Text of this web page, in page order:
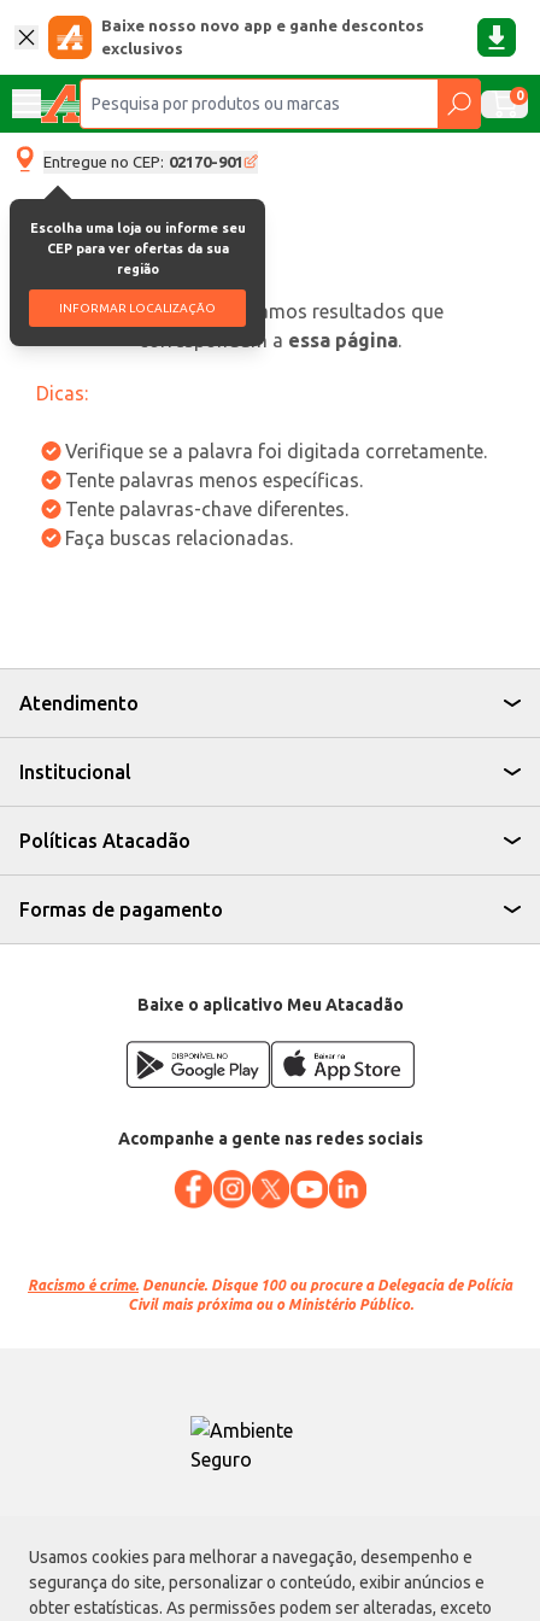
Usamos cookies para melhorar a navegação, desempenho e
segurança do site, personalizar o conteúdo, exibir anúncios e
obter estatísticas. As permissões podem ser alteradas, exceto
Baixe nosso novo app e ganhe descontos
exclusivos
0
Entregue no CEP: 02170-901
Escolha uma loja ou informe seu
CEP para ver ofertas da sua
região
INFORMAR LOCALIZAÇÃO
oops, não encontramos resultados que
correspondam a essa página.
Dicas:
Verifique se a palavra foi digitada corretamente.
Tente palavras menos específicas.
Tente palavras-chave diferentes.
Faça buscas relacionadas.
Atendimento
Institucional
Políticas Atacadão
Formas de pagamento
Baixe o aplicativo Meu Atacadão
Acompanhe a gente nas redes sociais
Racismo é crime. Denuncie. Disque 100 ou procure a Delegacia de Polícia
Civil mais próxima ou o Ministério Público.
Atacadão S.A.
Avenida Morvan Dias de Figueiredo, 6169, Vila Maria, São Paulo - SP | CEP
02170-901 | CNPJ: 75.315.333/0001-09